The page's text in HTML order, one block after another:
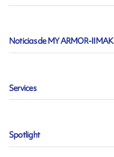
Noticias de MY ARMOR-IIMAK
Services
Spotlight